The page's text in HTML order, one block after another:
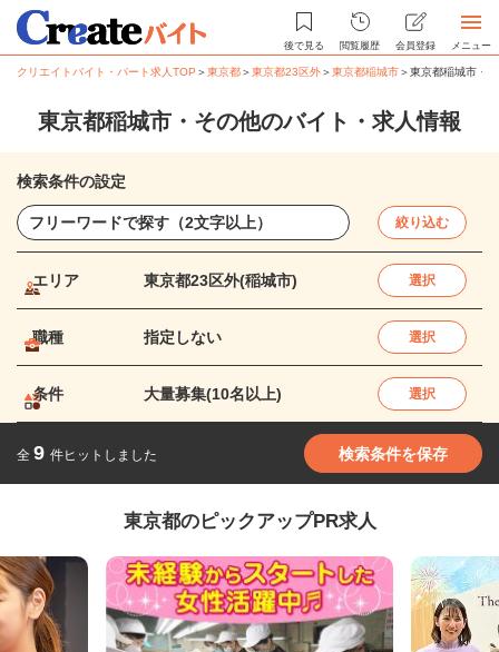
後で見る 閲覧履歴 会員登録 メニュー
クリエイトバイト・パート求人TOP ＞東京都＞東京都23区外＞東京都稲城市＞東京都稲城市・
東京都稲城市・その他のバイト・求人情報
検索条件の設定
絞り込む
エリア 東京都23区外(稲城市) 選択
職種 指定しない 選択
条件 大量募集(10名以上) 選択
全 9 件ヒットしました 検索条件を保存
東京都のピックアップPR求人